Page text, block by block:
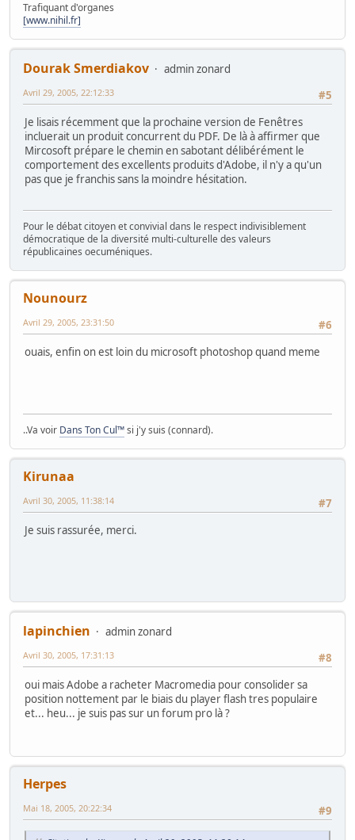
Trafiquant d'organes
[www.nihil.fr]
Dourak Smerdiakov
admin zonard
#5
Avril 29, 2005, 22:12:33
Je lisais récemment que la prochaine version de Fenêtres
incluerait un produit concurrent du PDF. De là à affirmer que
Mircosoft prépare le chemin en sabotant délibérément le
comportement des excellents produits d'Adobe, il n'y a qu'un
pas que je franchis sans la moindre hésitation.
Pour le débat citoyen et convivial dans le respect indivisiblement
démocratique de la diversité multi-culturelle des valeurs
républicaines oecuméniques.
Nounourz
#6
Avril 29, 2005, 23:31:50
ouais, enfin on est loin du microsoft photoshop quand meme
..Va voir Dans Ton Cul™si j'y suis (connard).
Kirunaa
#7
Avril 30, 2005, 11:38:14
Je suis rassurée, merci.
lapinchien
admin zonard
#8
Avril 30, 2005, 17:31:13
oui mais Adobe a racheter Macromedia pour consolider sa
position nottement par le biais du player flash tres populaire
et... heu... je suis pas sur un forum pro là ?
Herpes
#9
Mai 18, 2005, 20:22:34